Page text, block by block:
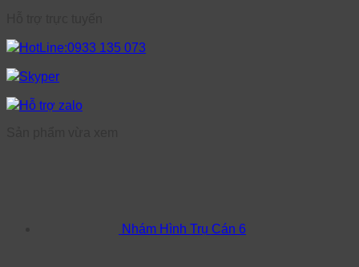
HotLine:0933 135 073
Skyper
Hỗ trợ zalo
Nhám Hình Trụ Cán 6